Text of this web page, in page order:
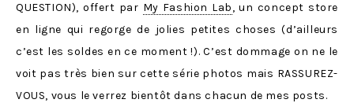
QUESTION), offert par My Fashion Lab, un concept store
en ligne qui regorge de jolies petites choses (d’ailleurs
c’est les soldes en ce moment !). C’est dommage on ne le
voit pas très bien sur cette série photos mais RASSUREZ-
VOUS, vous le verrez bientôt dans chacun de mes posts.